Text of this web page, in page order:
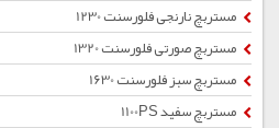
مستربچ نارنجی فلورسنت 1230
مستربچ صورتی فلورسنت 1320
مستربچ سبز فلورسنت 1630
مستربچ سفید 1100PS